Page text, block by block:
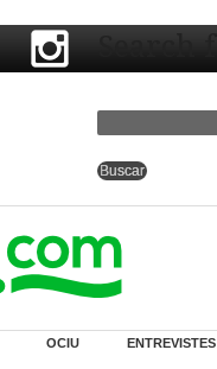
Search
OCIU ENTREVISTES